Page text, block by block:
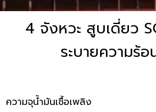
4 จังหวะ สูบเดี่ยว
ระบายความร้
ความจุน้ำมันเชื้อเพลิง